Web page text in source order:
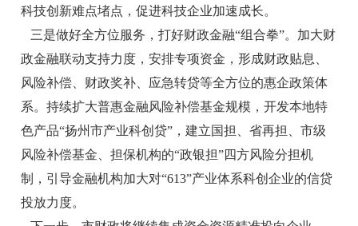
科技创新难点堵点，促进科技企业加速成长。
三是做好全方位服务，打好财政金融“组合拳”。加大财
政金融联动支持力度，安排专项资金，形成财政贴息、
风险补偿、财政奖补、应急转贷等全方位的惠企政策体
系。持续扩大普惠金融风险补偿基金规模，开发本地特
色产品“扬州市产业科创贷”，建立国担、省再担、市级
风险补偿基金、担保机构的“政银担”四方风险分担机
制，引导金融机构加大对“613”产业体系科创企业的信贷
投放力度。